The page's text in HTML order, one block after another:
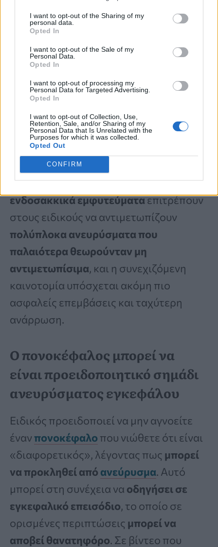
I want to opt-out of the Sharing of my
personal data.
Opted In
I want to opt-out of the Sale of my
Personal Data.
Opted In
I want to opt-out of processing my
Personal Data for Targeted Advertising.
Opted In
I want to opt-out of Collection, Use,
Retention, Sale, and/or Sharing of my
Personal Data that Is Unrelated with the
Purposes for which it was collected.
Opted Out
CONFIRM
Επισημαίνουν επίσης ότι η θεραπεία
ανευρυσμάτωνπου δεν έχουν υποστεί
ρήξη είναι πλέον
πιο συχνή
, με
διαθέσιμη τόσο τηπαραδοσιακή
μέθοδο απολίνωσηςόσο και τις
νεότερες επιλογές με καθετήρα
Πρωτοποριακές συσκευές όπως τα
στεντ εκτροπής ροής καιτα
ενδοσακκικά εμφυτεύματαεπιτρέπουν
στους ειδικούς να αντιμετωπίζουν
πολύπλοκα ανευρύσματα που
παλαιότερα θεωρούνταν μη
αντιμετωπίσιμα, και η συνεχιζόμενη
καινοτομία υπόσχεται ακόμη πιο
ασφαλείς επεμβάσεις και ταχύτερη
ανάρρωση.
Ο πονοκέφαλος μπορεί να
είναι προειδοποιητικό σημάδι
ανευρύσματος εγκεφάλου
Ειδικός προειδοποιεί να μην αγνοείτε
ένανπονοκέφαλο που νιώθετε ότι είναι
«διαφορετικός», λέγοντας πως μπορεί
να προκληθεί από ανεύρυσμα. Αυτό
μπορεί στη συνέχεια να οδηγήσει σε
εγκεφαλικό επεισόδιο, το οποίο σε
ορισμένες περιπτώσεις μπορεί να
αποβεί θανατηφόρο. Σε βίντεο που